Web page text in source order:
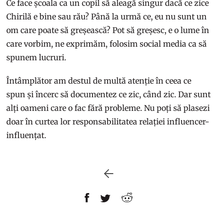
Ce face școala ca un copil să aleagă singur dacă ce zice
Chirilă e bine sau rău? Până la urmă ce, eu nu sunt un
om care poate să greșească? Pot să greșesc, e o lume în
care vorbim, ne exprimăm, folosim social media ca să
spunem lucruri.
Întâmplător am destul de multă atenție în ceea ce
spun și încerc să documentez ce zic, când zic. Dar sunt
alți oameni care o fac fără probleme. Nu poți să plasezi
doar în curtea lor responsabilitatea relației influencer-
influențat.